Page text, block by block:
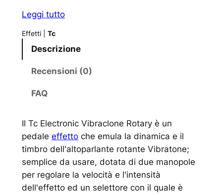
Leggi tutto
Effetti| Tc
Descrizione
Recensioni (0)
FAQ
Il Tc Electronic Vibraclone Rotary è un
pedale effettoche emula la dinamica e il
timbro dell'altoparlante rotante Vibratone;
semplice da usare, dotata di due manopole
per regolare la velocità e l'intensità
dell'effetto ed un selettore con il quale è